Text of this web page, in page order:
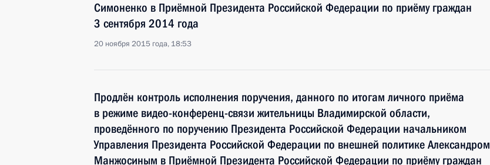
Симоненко в Приёмной Президента Российской Федерации по приёму граждан
3 сентября 2014 года
20 ноября 2015 года, 18:53
Продлён контроль исполнения поручения, данного по итогам личного приёма
в режиме видео-конференц-связи жительницы Владимирской области,
проведённого по поручению Президента Российской Федерации начальником
Управления Президента Российской Федерации по внешней политике Александром
Манжосиным в Приёмной Президента Российской Федерации по приёму граждан